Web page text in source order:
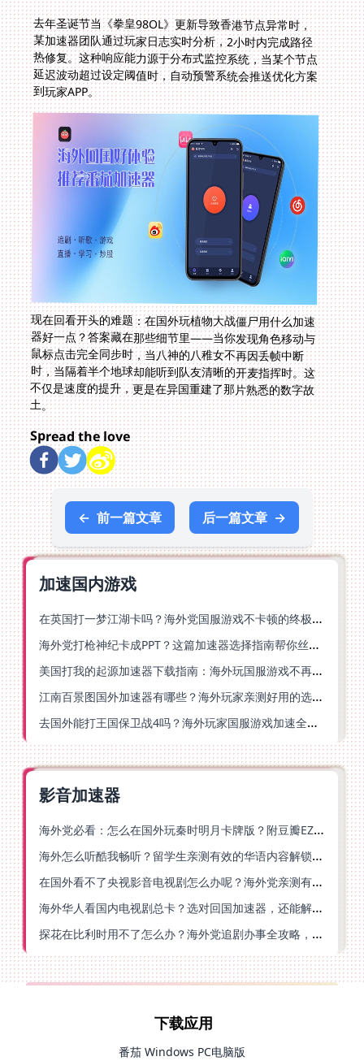
去年圣诞节当《拳皇98OL》更新导致香港节点异常时，
某加速器团队通过玩家日志实时分析，2小时内完成路径
热修复。这种响应能力源于分布式监控系统，当某个节点
延迟波动超过设定阈值时，自动预警系统会推送优化方案
到玩家APP。
现在回看开头的难题：在国外玩植物大战僵尸用什么加速
器好一点？答案藏在那些细节里——当你发现角色移动与
鼠标点击完全同步时，当八神的八稚女不再因丢帧中断
时，当隔着半个地球却能听到队友清晰的开麦指挥时。这
不仅是速度的提升，更是在异国重建了那片熟悉的数字故
土。
Spread the love
← 前一篇文章 后一篇文章 →
加速国内游戏
在英国打一梦江湖卡吗？海外党国服游戏不卡顿的终极解法
海外党打枪神纪卡成PPT？这篇加速器选择指南帮你丝滑上分
美国打我的起源加速器下载指南：海外玩国服游戏不再卡的终极方案
江南百景图国外加速器有哪些？海外玩家亲测好用的选择与避坑指南
去国外能打王国保卫战4吗？海外玩家国服游戏加速全攻略（附公主连结幻想江湖实测）
影音加速器
海外党必看：怎么在国外玩秦时明月卡牌版？附豆瓣EZCast地区限制破解法
海外怎么听酷我畅听？留学生亲测有效的华语内容解锁指南
在国外看不了央视影音电视剧怎么办呢？海外党亲测有效的回国加速方案
海外华人看国内电视剧总卡？选对回国加速器，还能解决菲律宾打不开反诈中心的问题
探花在比利时用不了怎么办？海外党追剧办事全攻略，选对加速器就够了
下载应用
番茄 Windows PC电脑版